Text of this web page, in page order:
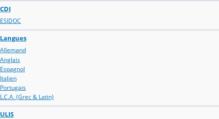
CDI
ESIDOC
Langues
Allemand
Anglais
Espagnol
Italien
Portugais
L.C.A. (Grec & Latin)
ULIS